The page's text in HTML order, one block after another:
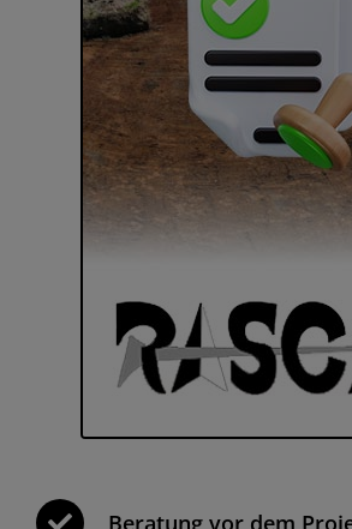
Beratung vor dem